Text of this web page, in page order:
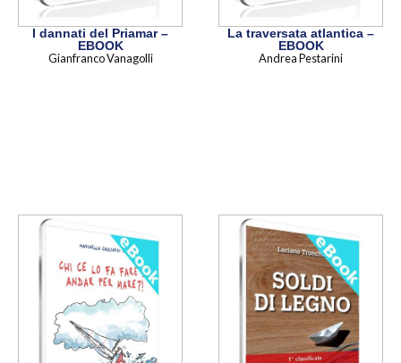
I dannati del Priamar –
EBOOK
Gianfranco Vanagolli
La traversata atlantica –
EBOOK
Andrea Pestarini